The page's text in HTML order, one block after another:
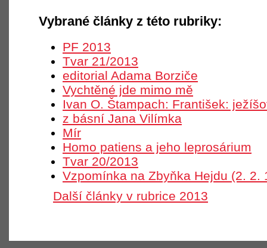
Vybrané články z této rubriky:
PF 2013
Tvar 21/2013
editorial Adama Borziče
Vychtěné jde mimo mě
Ivan O. Štampach: František:
z básní Jana Vilímka
Mír
Homo patiens a jeho leprosárium
Tvar 20/2013
Vzpomínka na Zbyňka Hejdu (2. 2.
Další články v rubrice 2013